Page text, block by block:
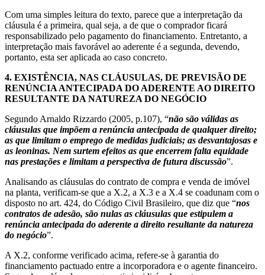
Com uma simples leitura do texto, parece que a interpretação da
cláusula é a primeira, qual seja, a de que o comprador ficará
responsabilizado pelo pagamento do financiamento. Entretanto, a
interpretação mais favorável ao aderente é a segunda, devendo,
portanto, esta ser aplicada ao caso concreto.
4. EXISTÊNCIA, NAS CLÁUSULAS, DE PREVISÃO DE
RENÚNCIA ANTECIPADA DO ADERENTE AO DIREITO
RESULTANTE DA NATUREZA DO NEGÓCIO
Segundo Arnaldo Rizzardo (2005, p.107), “não são válidas as
cláusulas que impõem a renúncia antecipada de qualquer direito;
as que limitam o emprego de medidas judiciais; as desvantajosas e
as leoninas. Nem surtem efeitos as que encerrem falta equidade
nas prestações e limitam a perspectiva de futura discussão”.
Analisando as cláusulas do contrato de compra e venda de imóvel
na planta, verificam-se que a X.2, a X.3 e a X.4 se coadunam com o
disposto no art. 424, do Código Civil Brasileiro, que diz que “nos
contratos de adesão, são nulas as cláusulas que estipulem a
renúncia antecipada do aderente a direito resultante da natureza
do negócio”.
A X.2, conforme verificado acima, refere-se à garantia do
financiamento pactuado entre a incorporadora e o agente financeiro.